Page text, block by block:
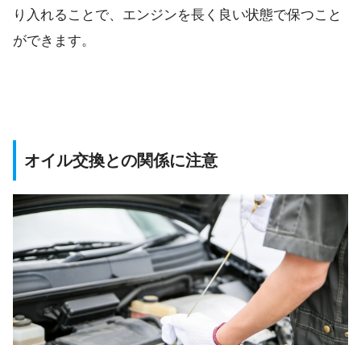
り入れることで、エンジンを長く良い状態で保つこと
ができます。
オイル交換との関係に注意